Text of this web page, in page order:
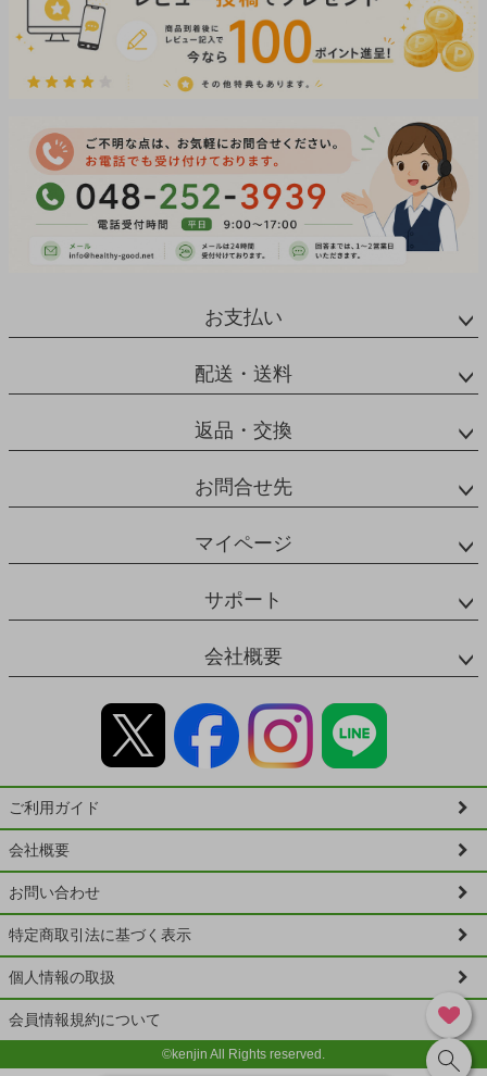
お支払い
配送・送料
返品・交換
お問合せ先
マイページ
サポート
会社概要
ご利用ガイド
会社概要
お問い合わせ
特定商取引法に基づく表示
個人情報の取扱
会員情報規約について
©kenjin All Rights reserved.